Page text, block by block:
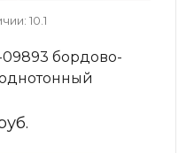
10.1
бордово-